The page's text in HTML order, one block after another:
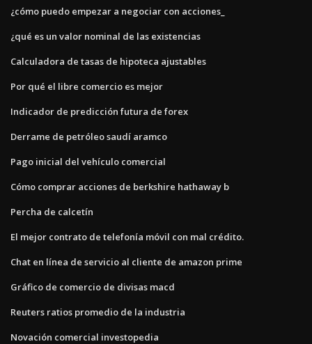
¿cómo puedo empezar a negociar con acciones_
¿qué es un valor nominal de las existencias
Calculadora de tasas de hipoteca ajustables
Por qué el libre comercio es mejor
Indicador de predicción futura de forex
Derrame de petróleo saudí aramco
Pago inicial del vehículo comercial
Cómo comprar acciones de berkshire hathaway b
Percha de calcetín
El mejor contrato de telefonía móvil con mal crédito.
Chat en línea de servicio al cliente de amazon prime
Gráfico de comercio de divisas macd
Reuters ratios promedio de la industria
Novación comercial investopedia